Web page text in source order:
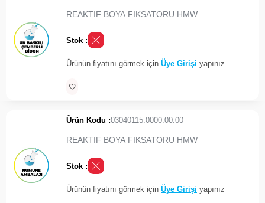
REAKTIF BOYA FIKSATORU HMW
Stok :
Ürünün fiyatını görmek için Üye Girişi yapınız
Ürün Kodu :03040115.0000.00.00
REAKTIF BOYA FIKSATORU HMW
Stok :
Ürünün fiyatını görmek için Üye Girişi yapınız